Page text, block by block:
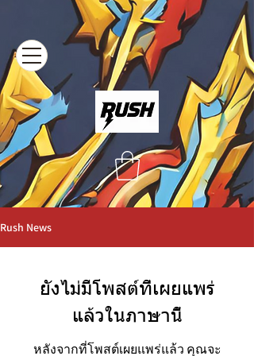
Rush News
ยังไม่มีโพสต์ที่เผยแพร่
แล้วในภาษานี้
หลังจากที่โพสต์เผยแพร่แล้ว คุณจะ